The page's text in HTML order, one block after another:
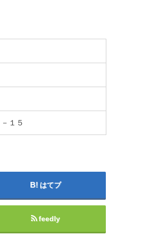
１５
はてブ
feedly